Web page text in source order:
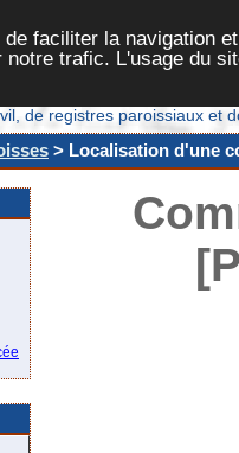
faciliter la navigation
notre trafic. L'usage du
de registres paroissiaux et
> Localisation d'une